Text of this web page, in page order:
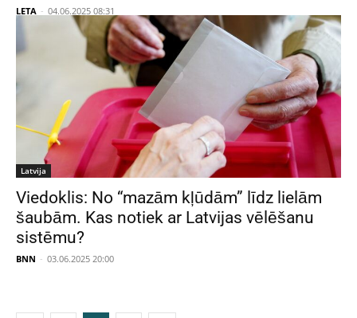
LETA - 04.06.2025 08:31
Latvija
Viedoklis: No “mazām kļūdām” līdz lielām
šaubām. Kas notiek ar Latvijas vēlēšanu
sistēmu?
BNN - 03.06.2025 20:00